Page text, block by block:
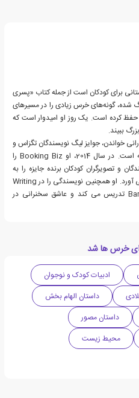
برای کودکان است از جمله کتاب «پسری
شده، گونه‌های خرس زیادی را در مسیرهای
حفظ کرده است. یک روز او امیدوار است که
ببیند.
خواندن، جوایز لیگ نویسندگان تگزاس و
جوایز کتاب تصویری بل CLEL قرار گرفته است. در سال 2014، او Booking Biz را
و تصویرگران کودکان برنده جایزه را به
مدارس، کتابخانه ها و رویدادهای ویژه می آورد. او همچنین نویسندگی را در Writing
Barn and the Highlights Foundation تدریس می کند و عاشق سخنرانی در
خرس ها شد
ادبیات کودک و نوجوان
داستان الهام بخش
داستان مصور
محیط زیست